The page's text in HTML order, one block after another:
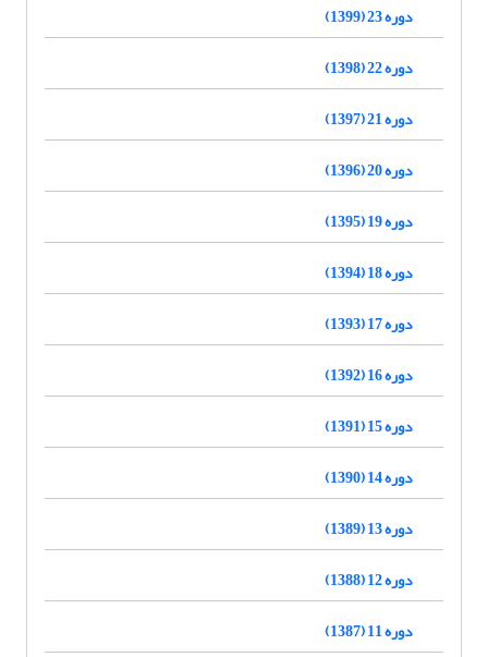
دوره 23 (1399)
دوره 22 (1398)
دوره 21 (1397)
دوره 20 (1396)
دوره 19 (1395)
دوره 18 (1394)
دوره 17 (1393)
دوره 16 (1392)
دوره 15 (1391)
دوره 14 (1390)
دوره 13 (1389)
دوره 12 (1388)
دوره 11 (1387)